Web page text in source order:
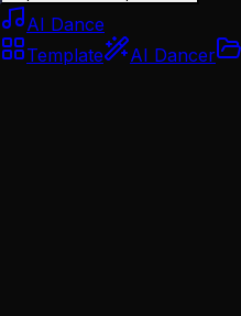
AI Dance
Template
AI Dancer